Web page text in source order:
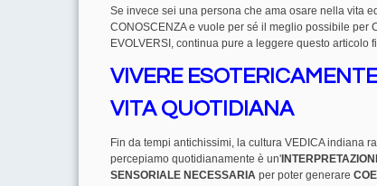
Se invece sei una persona che ama osare nella vita
CONOSCENZA e vuole per sé il meglio possibile per
EVOLVERSI, continua pure a leggere questo articolo
VIVERE
VITA QUOTIDIANA
Fin da tempi antichissimi, la cultura VEDICA indiana
percepiamo quotidianamente è un'
SENSORIALE NECESSARIA per poter generare